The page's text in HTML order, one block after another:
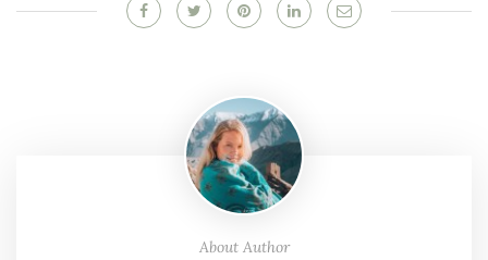
About Author